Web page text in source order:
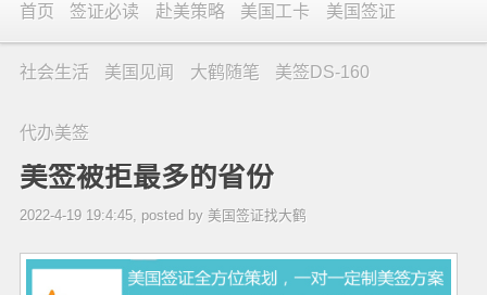
首页 签证必读 赴美策略 美国工卡 美国签证
社会生活 美国见闻 大鹤随笔 美签DS-160
代办美签
美签被拒最多的省份
2022-4-19 19:4:45, posted by 美国签证找大鹤